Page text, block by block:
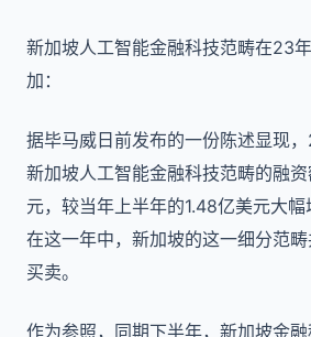
新加坡人工智能金融科技范畴在23
加：
据毕马威日前发布的一份陈述显现，
新加坡人工智能金融科技范畴的融
元，较当年上半年的1.48亿美元大幅
在这一年中，新加坡的这一细分范
买卖。
作为参照，同期下半年，新加坡金